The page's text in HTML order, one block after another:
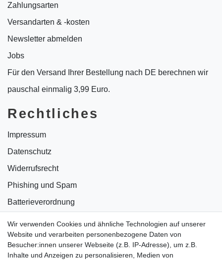
Wir verwenden Cookies und ähnliche Technologien auf unserer
Website und verarbeiten personenbezogene Daten von
Besucher:innen unserer Webseite (z.B. IP-Adresse), um z.B.
Inhalte und Anzeigen zu personalisieren, Medien von
Zahlungsarten
Versandarten & -kosten
Newsletter abmelden
Jobs
Für den Versand Ihrer Bestellung nach DE berechnen wir
pauschal einmalig 3,99 Euro.
Rechtliches
Impressum
Datenschutz
Widerrufsrecht
Phishing und Spam
Batterieverordnung
Bildnachweise
AGB